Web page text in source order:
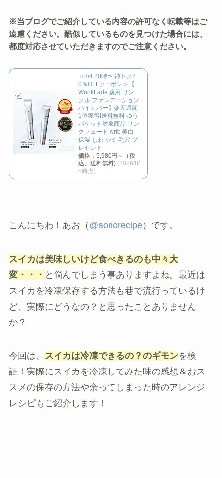
※当ブログでご紹介している内容の許可なく転載等はご
遠慮ください。酷似しているものを見つけた場合には、
都度対応させていただきますのでご注意ください。
＜8/4 20時〜 神トク2
0％OFFクーポン＞【
WrinkFade 薬用 リン
クル ファンデーション
ハイカバー】楽天週間
1位獲得!送料無料 ゆう
パケット対象商品 リン
クフェード wrfc 美白
保湿 しわ シミ 毛穴 プ
レゼント
価格：5,980円～（税
込、送料無料) (2026/8/
5時点)
こんにちわ！あお（ @aonorecipe）です。
スイカは美味しいけど食べきるのも中々大
変・・・ と悩んでしまう事ありますよね。最近は
スイカを冷凍保存する方法も巷で流行っているけ
ど、実際にどうなの？と思ったことありません
か？
今回は、 スイカは冷凍できるの？のギモンを検
証！実際にスイカを冷凍してみた味の感想＆おス
スメの保存の方法や余ってしまった時のアレンジ
レシピもご紹介します！